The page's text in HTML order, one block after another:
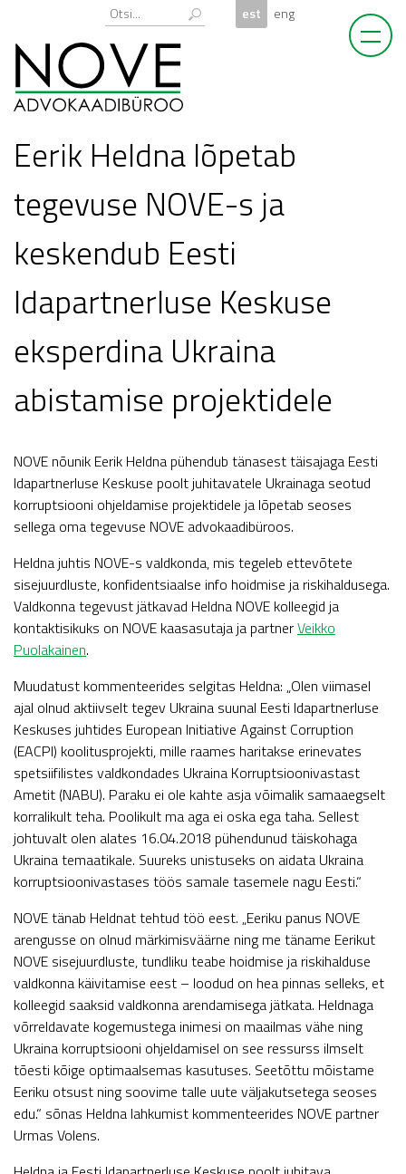
content
est eng
Eerik Heldna lõpetab
tegevuse NOVE-s ja
keskendub Eesti
Idapartnerluse Keskuse
eksperdina Ukraina
abistamise projektidele
NOVE nõunik Eerik Heldna pühendub tänasest täisajaga Eesti
Idapartnerluse Keskuse poolt juhitavatele Ukrainaga seotud
korruptsiooni ohjeldamise projektidele ja lõpetab seoses
sellega oma tegevuse NOVE advokaadibüroos.
Heldna juhtis NOVE-s valdkonda, mis tegeleb ettevõtete
sisejuurdluste, konfidentsiaalse info hoidmise ja riskihaldusega.
Valdkonna tegevust jätkavad Heldna NOVE kolleegid ja
kontaktisikuks on NOVE kaasasutaja ja partnerVeikko
Puolakainen.
Muudatust kommenteerides selgitas Heldna: „Olen viimasel
ajal olnud aktiivselt tegev Ukraina suunal Eesti Idapartnerluse
Keskuses juhtides European Initiative Against Corruption
(EACPI) koolitusprojekti, mille raames haritakse erinevates
spetsiifilistes valdkondades Ukraina Korruptsioonivastast
Ametit (NABU). Paraku ei ole kahte asja võimalik samaaegselt
korralikult teha. Poolikult ma aga ei oska ega taha. Sellest
johtuvalt olen alates 16.04.2018 pühendunud täiskohaga
Ukraina temaatikale. Suureks unistuseks on aidata Ukraina
korruptsioonivastases töös samale tasemele nagu Eesti.“
NOVE tänab Heldnat tehtud töö eest. „Eeriku panus NOVE
arengusse on olnud märkimisväärne ning me täname Eerikut
NOVE sisejuurdluste, tundliku teabe hoidmise ja riskihalduse
valdkonna käivitamise eest – loodud on hea pinnas selleks, et
kolleegid saaksid valdkonna arendamisega jätkata. Heldnaga
võrreldavate kogemustega inimesi on maailmas vähe ning
Ukraina korruptsiooni ohjeldamisel on see ressurss ilmselt
tõesti kõige optimaalsemas kasutuses. Seetõttu mõistame
Eeriku otsust ning soovime talle uute väljakutsetega seoses
edu.“ sõnas Heldna lahkumist kommenteerides NOVE partner
Urmas Volens.